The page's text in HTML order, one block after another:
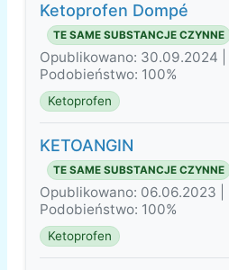
Ketoprofen Dompé
TE SAME SUBSTANCJE CZYNNE
Opublikowano: 30.09.2024 |
Podobieństwo: 100%
Ketoprofen
KETOANGIN
TE SAME SUBSTANCJE CZYNNE
Opublikowano: 06.06.2023 |
Podobieństwo: 100%
Ketoprofen